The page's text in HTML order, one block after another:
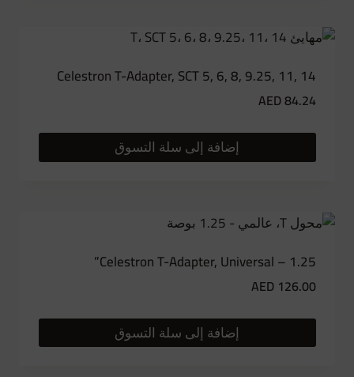
Celestron T-Adapter, SCT 5, 6, 8, 9.25, 11, 14
AED84.24
إضافة إلى سلة التسوق
Celestron T-Adapter, Universal – 1.25”
AED 126.00
إضافة إلى سلة التسوق